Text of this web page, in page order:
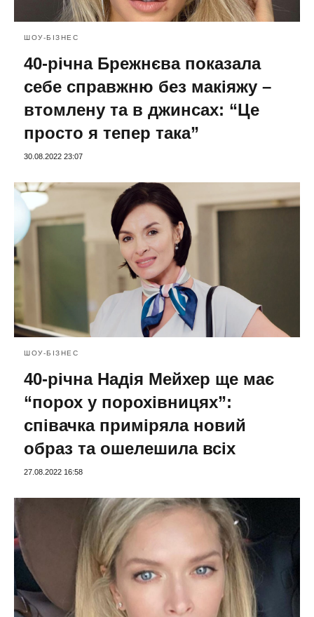
ШОУ-БІЗНЕС
40-річна Брежнєва показала
себе справжню без макіяжу –
втомлену та в джинсах: “Це
просто я тепер така”
30.08.2022 23:07
ШОУ-БІЗНЕС
40-річна Надія Мейхер ще має
“порох у порохівницях”:
співачка приміряла новий
образ та ошелешила всіх
27.08.2022 16:58